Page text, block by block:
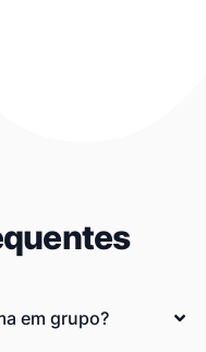
em grupo?